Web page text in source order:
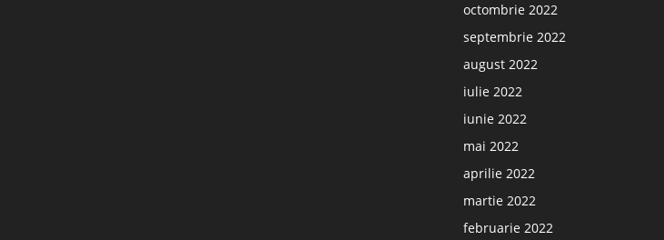
octombrie 2022
septembrie 2022
august 2022
iulie 2022
iunie 2022
mai 2022
aprilie 2022
martie 2022
februarie 2022